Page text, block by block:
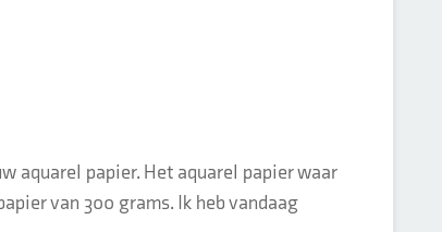
aquarel papier. Het aquarel papier waar
van 300 grams. Ik heb vandaag